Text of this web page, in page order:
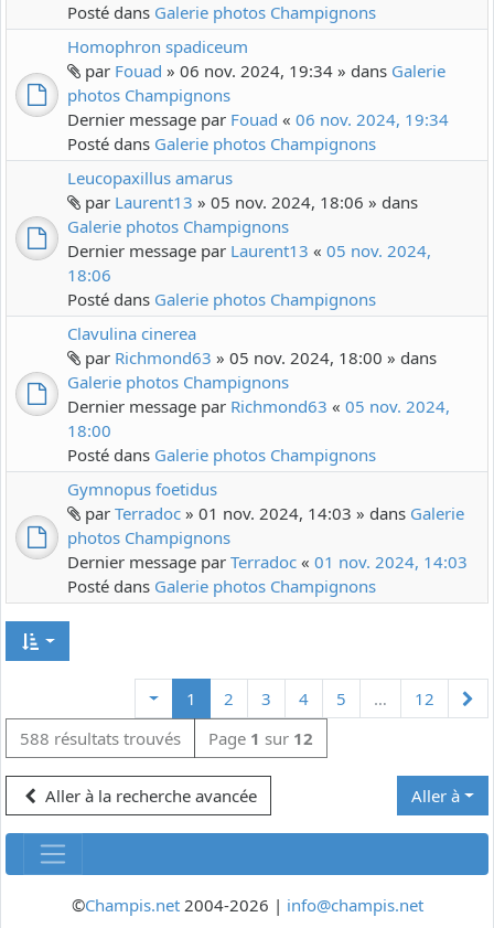
Posté dans Galerie photos Champignons
Homophron spadiceum
par Fouad » 06 nov. 2024, 19:34 » dans Galerie
photos Champignons
Dernier message par Fouad « 06 nov. 2024, 19:34
Posté dans Galerie photos Champignons
Leucopaxillus amarus
par Laurent13 » 05 nov. 2024, 18:06 » dans
Galerie photos Champignons
Dernier message par Laurent13 « 05 nov. 2024,
18:06
Posté dans Galerie photos Champignons
Clavulina cinerea
par Richmond63 » 05 nov. 2024, 18:00 » dans
Galerie photos Champignons
Dernier message par Richmond63 « 05 nov. 2024,
18:00
Posté dans Galerie photos Champignons
Gymnopus foetidus
par Terradoc » 01 nov. 2024, 14:03 » dans Galerie
photos Champignons
Dernier message par Terradoc « 01 nov. 2024, 14:03
Posté dans Galerie photos Champignons
1 2 3 4 5 … 12
588 résultats trouvés
Page 1 sur 12
Aller à la recherche avancée Aller à
©Champis.net2004-2026 | info@champis.net